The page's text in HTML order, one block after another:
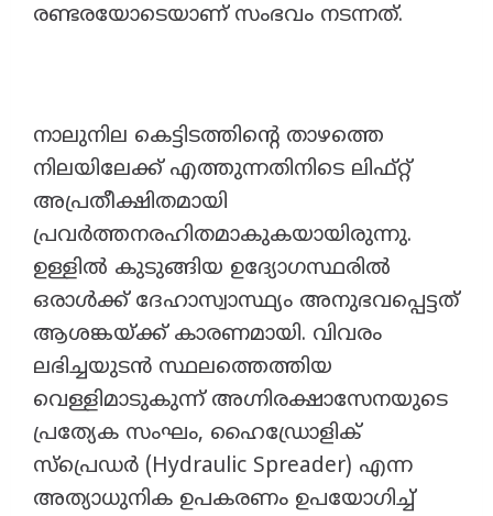
രണ്ടരയോടെയാണ് സംഭവം നടന്നത്.
നാലുനില കെട്ടിടത്തിന്റെ താഴത്തെ
നിലയിലേക്ക് എത്തുന്നതിനിടെ ലിഫ്റ്റ്
അപ്രതീക്ഷിതമായി
പ്രവർത്തനരഹിതമാകുകയായിരുന്നു.
ഉള്ളിൽ കുടുങ്ങിയ ഉദ്യോഗസ്ഥരിൽ
ഒരാൾക്ക് ദേഹാസ്വാസ്ഥ്യം അനുഭവപ്പെട്ടത്
ആശങ്കയ്ക്ക് കാരണമായി. വിവരം
ലഭിച്ചയുടൻ സ്ഥലത്തെത്തിയ
വെള്ളിമാടുകുന്ന് അഗ്നിരക്ഷാസേനയുടെ
പ്രത്യേക സംഘം, ഹൈഡ്രോളിക്
സ്പ്രെഡർ (Hydraulic Spreader) എന്ന
അത്യാധുനിക ഉപകരണം ഉപയോഗിച്ച്